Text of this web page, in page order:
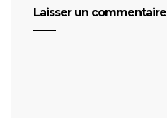
Laisser un commentaire